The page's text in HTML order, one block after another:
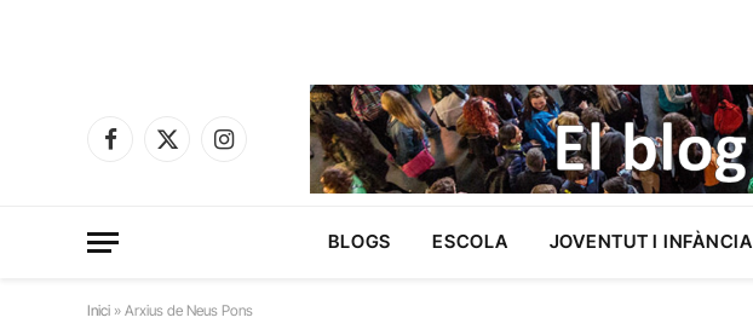
Facebook
X
Instagram
BLOGS ESCOLA JOVENTUT I INFÀNCIA
Inici » Arxius de Neus Pons